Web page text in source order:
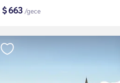
$663 /gece